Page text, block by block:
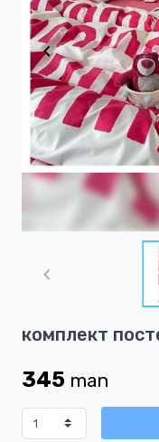
1
1
комплект
345 man